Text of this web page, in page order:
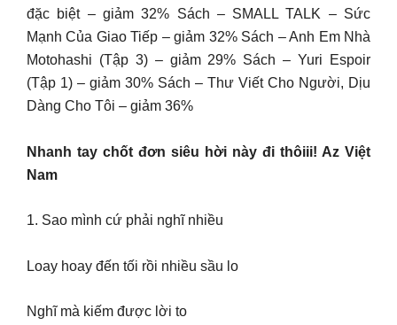
đặc biệt – giảm 32% ︎Sách – SMALL TALK – Sức
Mạnh Của Giao Tiếp – giảm 32% ︎Sách – Anh Em Nhà
Motohashi (Tập 3) – giảm 29% ︎Sách – Yuri Espoir
(Tập 1) – giảm 30% ︎Sách – Thư Viết Cho Người, Dịu
Dàng Cho Tôi – giảm 36%
Nhanh tay chốt đơn siêu hời này đi thôiii! Az Việt
Nam
1. Sao mình cứ phải nghĩ nhiều
Loay hoay đến tối rồi nhiều sầu lo
Nghĩ mà kiếm được lời to